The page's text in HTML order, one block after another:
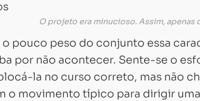
O projeto era minucioso. Assim, apenas
o pouco peso do conjunto essa
por não acontecer. Sente-se o
la no curso correto, mas não
o movimento típico para dirigir